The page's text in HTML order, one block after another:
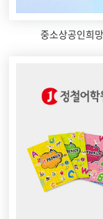
중소상공인희